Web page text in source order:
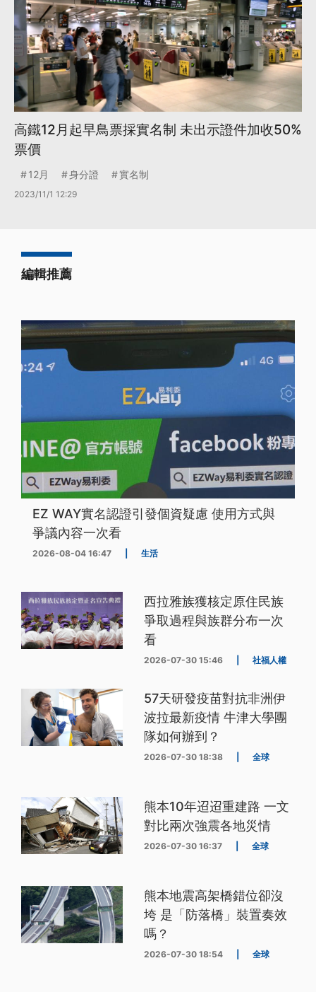
高鐵12月起早鳥票採實名制 未出示證件加收50%
票價
12月 身分證 實名制
2023/11/1 12:29
編輯推薦
EZ WAY實名認證引發個資疑慮 使用方式與
爭議內容一次看
2026-08-04 16:47 生活
西拉雅族獲核定原住民族
爭取過程與族群分布一次
看
2026-07-30 15:46 社福人權
57天研發疫苗對抗非洲伊
波拉最新疫情 牛津大學團
隊如何辦到？
2026-07-30 18:38 全球
熊本10年迢迢重建路 一文
對比兩次強震各地災情
2026-07-30 16:37 全球
熊本地震高架橋錯位卻沒
垮 是「防落橋」裝置奏效
嗎？
2026-07-30 18:54 全球